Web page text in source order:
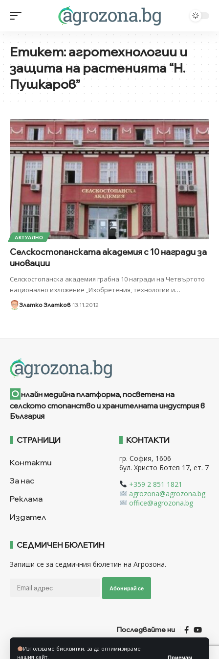
Използваме бисквитки, за да оптимизираме
нашия сайт.
Приемам
Етикет:агротехнологии и
защита на растенията “Н.
Пушкаров”
АКТУАЛНО
Селскостопанската академия с 10 награди за
иновации
Селскостопанска академия грабна 10 награди на Четвъртото
национално изложение „Изобретения, технологии и…
Златко Златков 13.11.2012
О нлайн медийна платформа, посветена на
селското стопанство и хранителната индустрия в
България
СТРАНИЦИ
Контакти
За нас
Реклама
Издател
КОНТАКТИ
гр. София, 1606
бул. Христо Ботев 17, ет. 7
+359 2 851 1821
agrozona@agrozona.bg
office@agrozona.bg
СЕДМИЧЕН БЮЛЕТИН
Запиши се за седмичния бюлетин на Агрозона.
Абонирай се
Последвайте ни
Общи условия Политика за използване на “Бисквитки”